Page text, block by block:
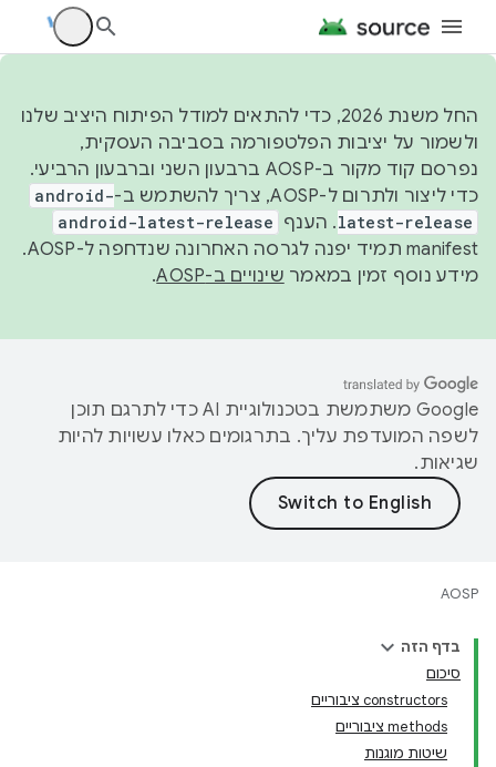
החל משנת 2026, כדי להתאים למודל הפיתוח היציב שלנו
ולשמור על יציבות הפלטפורמה בסביבה העסקית,
נפרסם קוד מקור ב-AOSP ברבעון השני וברבעון הרביעי.
כדי ליצור ולתרום ל-AOSP, צריך להשתמש ב-
android-
latest-release. הענף android-latest-release
manifest תמיד יפנה לגרסה האחרונה שנדחפה ל-AOSP.
מידע נוסף זמין במאמר שינויים ב-AOSP .
‫Google משתמשת בטכנולוגיית AI כדי לתרגם תוכן
לשפה המועדפת עליך. בתרגומים כאלו עשויות להיות
שגיאות.
AOSP
בדף הזה
סיכום
‫constructors ציבוריים
‫methods ציבוריים
שיטות מוגנות